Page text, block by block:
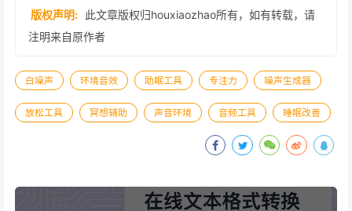
版权声明: 此文章版权归houxiaozhao所有，如有转载，请
注明来自原作者
白噪声 环境音效 助眠工具 专注力 噪声生成器
放松工具 冥想辅助 声音环境 音频工具 睡眠改善